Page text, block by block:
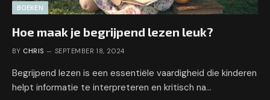
BOEKEN
Hoe maak je begrijpend lezen leuk?
BY CHRIS SEPTEMBER 18, 2024
Begrijpend lezen is een essentiële vaardigheid die kinderen
helpt informatie te interpreteren en kritisch na…